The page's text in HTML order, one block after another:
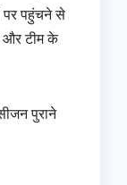
पर पहुंचने से
और टीम के
पुराने